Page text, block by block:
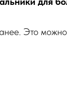
Это